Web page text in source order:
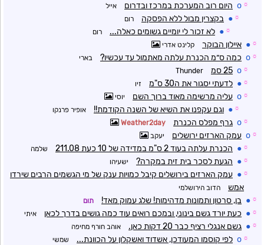
☼
o היום רוב המערכת במרכז ובדרום אייל
☼
● בקצרין מבול ללא הפסקה רום
☼
● לא זכור לי יומיים גשומים כאלה... רום
☼
● איילון הבוקר קלינט אדרי
☼
o כמה ס״מ הכנרת עלתה מאתמול עד עכשיו? בארי
☼
o 25 סמ Thunder
☼
● לדעתי יסגור את ה30 ס"מ זיו
☼
o עליה מרשימה מאוד ברוך השם יוסי
☼
● וגם עקפנו את השיא של השנה הקודמת!! אופיר פרנקו
☼
o גרף מפלס הכנרת Weather2day
☼
o עמק הארזים ירושלים יעקב
☼
● הכנרת עלתה בעוד 2 ס"מ במדידה של 10 כעת 211.08 שלמה
☼
● הגעת לסכר בית זית במקרה? ישעיהו
☼
● עמק הארזים בירושלים קיבל כמויות ענק של מי הגשמים הרבים שירדו
אמש
הדוב הירושלמי
☼
● בן, סרטון ותמונות מדהימות! שלג עמוק מאד! תום
☼
● כעת יורד גשם בינוני, ובמכם רואים עוד כמה גושים בדרך לכאן איתי
☼
● גשם אנגלי רציף כבר 20 דקות כאן. אוהב חורף מחיפה
☼
o לפי קוסמו המעודכן, אשדוד ואשקלון על הכוונת... שמשי